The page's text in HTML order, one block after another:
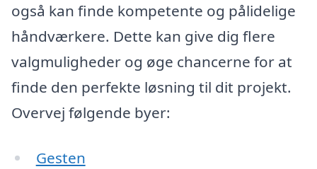
også kan finde kompetente og pålidelige
håndværkere. Dette kan give dig flere
valgmuligheder og øge chancerne for at
finde den perfekte løsning til dit projekt.
Overvej følgende byer:
Gesten